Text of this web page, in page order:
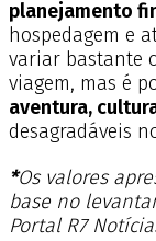
planejamento
hospedagem e
variar bastante
viagem, mas é
aventura,
desagradáveis
*Os valores
base no
Portal R7